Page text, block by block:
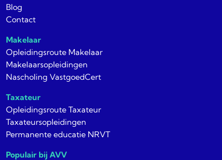
Blog
Contact
Makelaar
Opleidingsroute Makelaar
Makelaarsopleidingen
Nascholing VastgoedCert
Taxateur
Opleidingsroute Taxateur
Taxateursopleidingen
Permanente educatie NRVT
Populair bij AVV